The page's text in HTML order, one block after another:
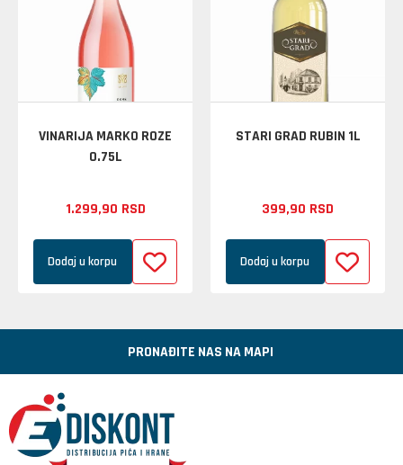
VINARIJA MARKO ROZE
0.75L
1.299,90 RSD
Dodaj u korpu
STARI GRAD RUBIN 1L
399,90 RSD
Dodaj u korpu
PRONAĐITE NAS NA MAPI